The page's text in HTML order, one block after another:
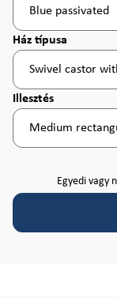
Blue passivated
Válasszon
Ház típusa
Swivel castor
Válasszon
Illesztés
Medium
Egyedi vagy